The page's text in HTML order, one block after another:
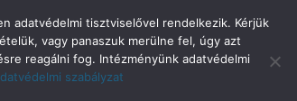
adatvédelmi tisztviselővel rendelkezik. Kérjük
vagy panaszuk merülne fel, úgy azt
reagálni fog. Intézményünk adatvédelmi
szabályzat